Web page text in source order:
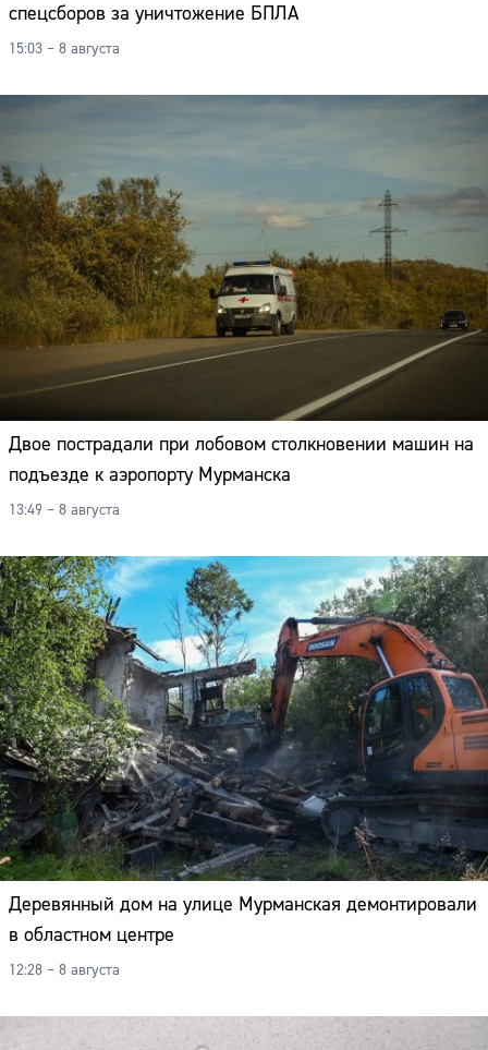
спецсборов за уничтожение БПЛА
15:03 – 8 августа
Двое пострадали при лобовом столкновении машин на
подъезде к аэропорту Мурманска
13:49 – 8 августа
Деревянный дом на улице Мурманская демонтировали
в областном центре
12:28 – 8 августа